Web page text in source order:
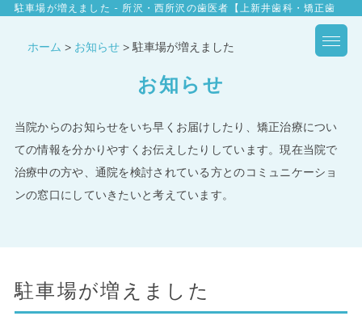
駐車場が増えました - 所沢・西所沢の歯医者【上新井歯科・矯正歯
ホーム > お知らせ >駐車場が増えました
お知らせ
当院からのお知らせをいち早くお届けしたり、矯正治療につい
ての情報を分かりやすくお伝えしたりしています。現在当院で
治療中の方や、通院を検討されている方とのコミュニケーショ
ンの窓口にしていきたいと考えています。
駐車場が増えました